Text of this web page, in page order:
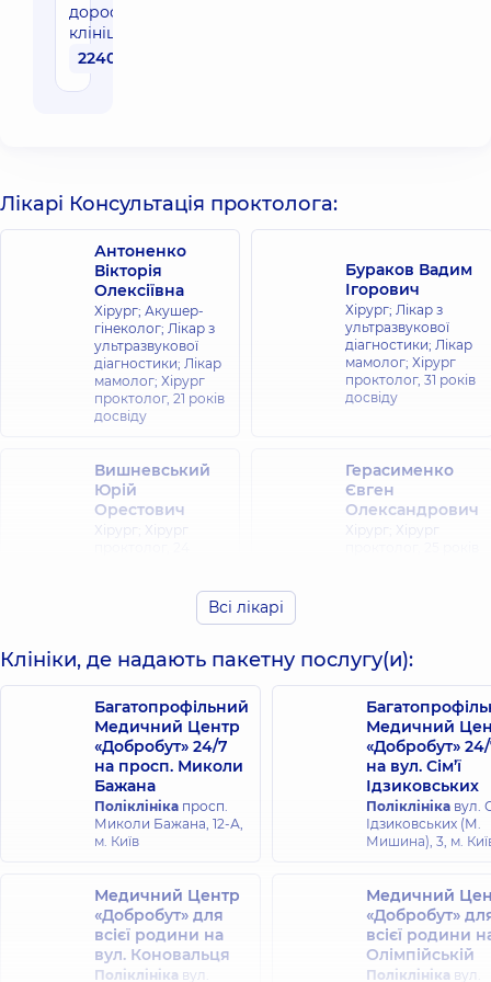
дорослих в
клініці
2240 грн
Лікарі Консультація проктолога:
Антоненко
Вікторія
Олексіївна
Хірург; Акушер-
гінеколог; Лікар з
ультразвукової
діагностики; Лікар
мамолог; Хірург
проктолог, 21 років
досвіду
Бураков Вадим
Ігорович
Хірург; Лікар з
ультразвукової
діагностики; Лікар
мамолог; Хірург
проктолог, 31 років
досвіду
Вишневський
Юрій
Орестович
Хірург; Хірург
Герасименко
Євген
Олександрович
Хірург; Хірург
Петрович
25 років
досвіду
Валентинович
Хірург; Хірург
проктолог,31 років
досвіду
Калина Роман
Анатолійович
Хірург; Хірург
проктолог,22 років
досвіду
Котляров
Олексій
Ігорович
Хірург,15 років
досвіду
Коцар Олексій
Юрійович
Хірург; Хірург
проктолог,40
років досвіду
Ліссов Олексій
Ігорович
Хірург; Хірург
проктолог,34 років
досвіду
Всі лікарі
Клініки, де надають пакетну послугу(и):
Багатопрофільний
Медичний Центр
«Добробут» 24/7
на просп. Миколи
Бажана
Поліклініка просп.
Миколи Бажана, 12-А,
м. Київ
Медичний
«Добробут»
на вул. Сім’ї
Ідзиковських
Поліклініка вул.
Ідзиковських (М.
Мишина), 3, м.
Медичний Центр
«Добробут» для
всієї родини на
вул. Коновальця
Поліклініка вул.
Медичний
«Добробут»
всієї родини
Олімпійській
Поліклініка вул.